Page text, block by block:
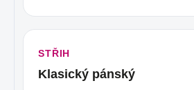
STŘIH
Klasický pánský